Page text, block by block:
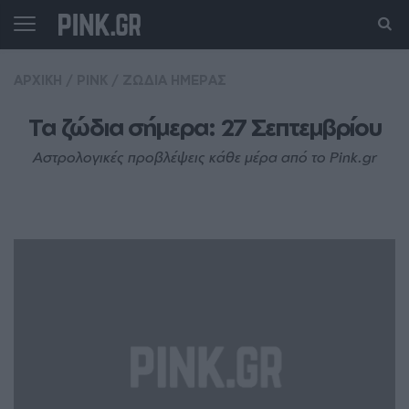
Τα ζώδια σήμερα: 27 Σεπτεμβρίου
Αστρολογικές προβλέψεις κάθε μέρα από το Pink.gr